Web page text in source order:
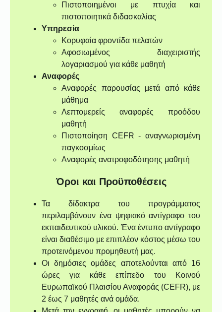
Πιστοποιημένοι με πτυχία και
πιστοποιητικά διδασκαλίας
Υπηρεσία
Κορυφαία φροντίδα πελατών
Αφοσιωμένος διαχειριστής
λογαριασμού για κάθε μαθητή
Αναφορές
Αναφορές παρουσίας μετά από κάθε
μάθημα
Λεπτομερείς αναφορές προόδου
μαθητή
Πιστοποίηση CEFR - αναγνωρισμένη
παγκοσμίως
Αναφορές ανατροφοδότησης μαθητή
Όροι και Προϋποθέσεις
Τα δίδακτρα του προγράμματος
περιλαμβάνουν ένα ψηφιακό αντίγραφο του
εκπαιδευτικού υλικού. Ένα έντυπο αντίγραφο
είναι διαθέσιμο με επιπλέον κόστος μέσω του
προτεινόμενου προμηθευτή μας.
Οι δημόσιες ομάδες αποτελούνται από 16
ώρες για κάθε επίπεδο του Κοινού
Ευρωπαϊκού Πλαισίου Αναφοράς (CEFR), με
2 έως 7 μαθητές ανά ομάδα.